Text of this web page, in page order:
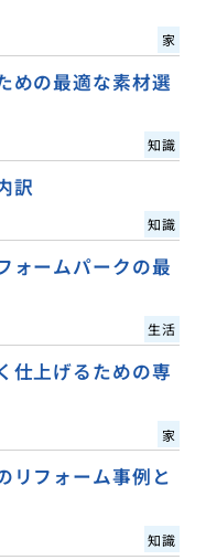
家
めの最適な素材選
知識
訳
知識
ォームパークの最
生活
仕上げるための専
家
リフォーム事例と
知識